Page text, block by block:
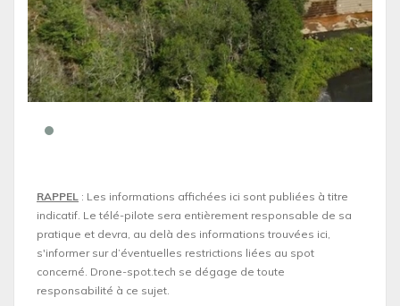
RAPPEL : Les informations affichées ici sont publiées à titre
indicatif. Le télé-pilote sera entièrement responsable de sa
pratique et devra, au delà des informations trouvées ici,
s'informer sur d’éventuelles restrictions liées au spot
concerné. Drone-spot.tech se dégage de toute
responsabilité à ce sujet.